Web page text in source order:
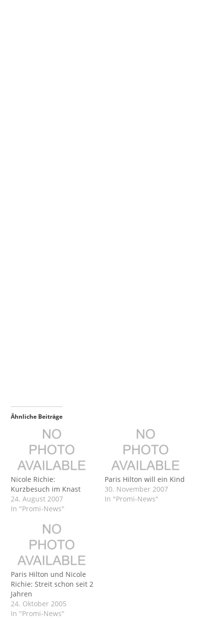
Ähnliche Beiträge
Nicole Richie:
Kurzbesuch im Knast
24. August 2007
In "Promi-News"
Paris Hilton will ein Kind
30. November 2007
In "Promi-News"
Paris Hilton und Nicole
Richie: Streit schon seit 2
Jahren
24. Oktober 2005
In "Promi-News"